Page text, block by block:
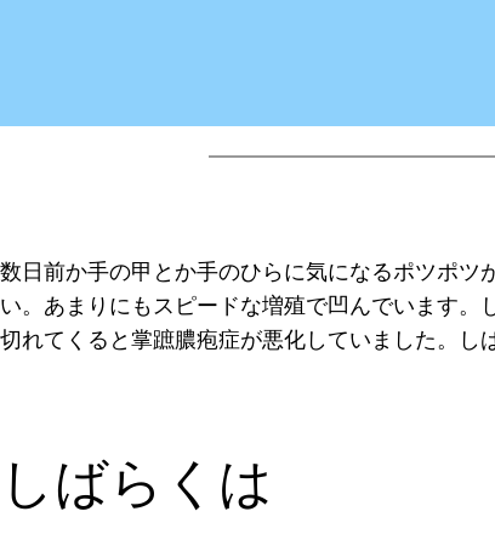
数日前か手の甲とか手のひらに気になるポツポ
い。あまりにもスピードな増殖で凹んでいます
切れてくると掌蹠膿疱症が悪化していました。し
しばらくは